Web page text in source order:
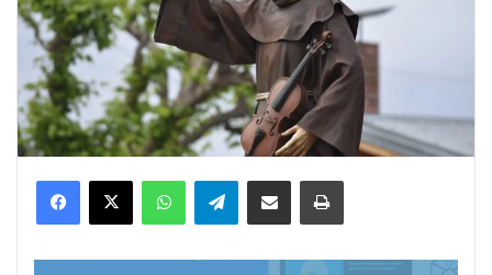
Telegram